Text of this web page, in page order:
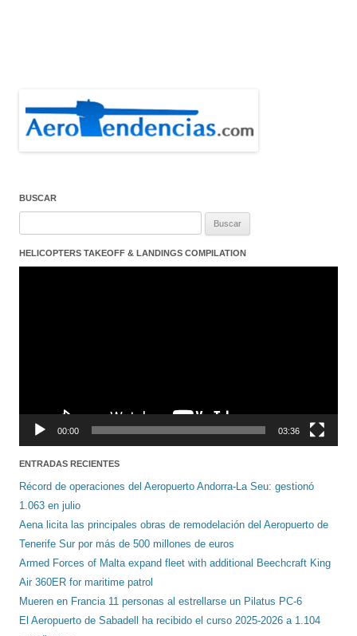
BUSCAR
HELICOPTERS TAKEOFF & LANDINGS COMPILATION
00:00 03:36
ENTRADAS RECIENTES
Récord de operaciones del Aeropuerto Andorra-La Seu: gestionó
1.063 en julio
Aena licita las principales obras de remodelación del Aeropuerto de
Tenerife Sur por más de 500 millones de euros
Armed Forces of Malta expand fleet with additional Beechcraft King
Air 360ER for maritime patrol
Mueren en Francia 11 personas al estrellarse un Pilatus PC-6
El Aeropuerto de Sabadell ha recibido el curso 2025-2026 a 1.104